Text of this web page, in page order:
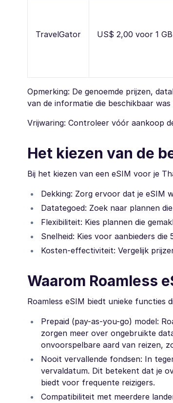
TravelGator US$ 2,00 voor 1
Opmerking: De genoemde prijzen,
van de informatie die beschikbaar
Vrijwaring: Controleer vóór aankoop
Het kiezen van de
Bij het kiezen van een eSIM voor je
Dekking: Zorg ervoor dat je eSIM
Datategoed: Zoek naar plannen
Flexibiliteit: Kies plannen die
Snelheid: Kies voor aanbieders
Kosten-effectiviteit: Vergelijk
Waarom Roamless
Roamless eSIM biedt unieke functies
Prepaid (pay-as-you-go) model:
zorgen meer over ongebruikte
onvoorspelbare aard van reizen,
Nooit vervallende fondsen: In
vervaldatum. Dit betekent dat je
biedt voor frequente reizigers.
Compatibiliteit met meerdere